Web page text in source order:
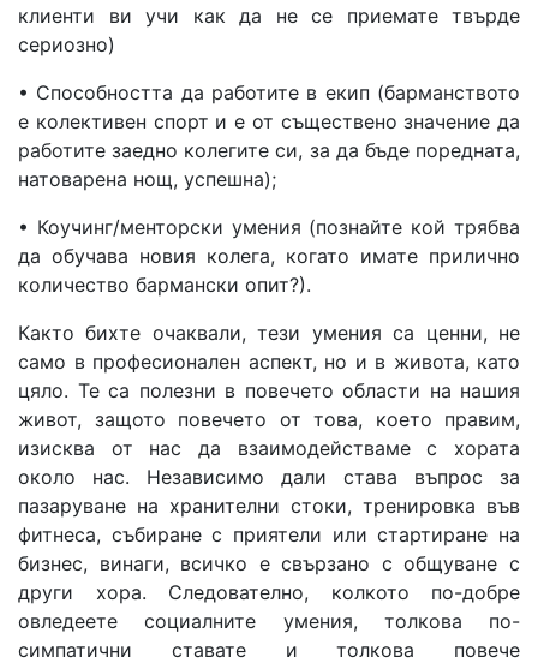
клиенти ви учи как да не се приемате твърде
сериозно)
• Способността да работите в екип (барманството
е колективен спорт и е от съществено значение да
работите заедно колегите си, за да бъде поредната,
натоварена нощ, успешна);
• Коучинг/менторски умения (познайте кой трябва
да обучава новия колега, когато имате прилично
количество бармански опит?).
Както бихте очаквали, тези умения са ценни, не
само в професионален аспект, но и в живота, като
цяло. Те са полезни в повечето области на нашия
живот, защото повечето от това, което правим,
изисква от нас да взаимодействаме с хората
около нас. Независимо дали става въпрос за
пазаруване на хранителни стоки, тренировка във
фитнеса, събиране с приятели или стартиране на
бизнес, винаги, всичко е свързано с общуване с
други хора. Следователно, колкото по-добре
овледеете социалните умения, толкова по-
симпатични ставате и толкова повече